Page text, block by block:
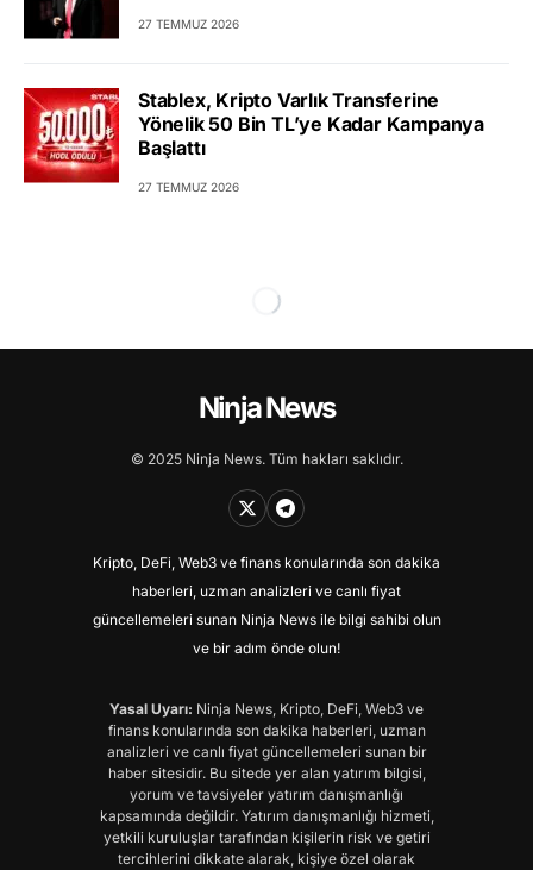
27 TEMMUZ 2026
Stablex, Kripto Varlık Transferine
Yönelik 50 Bin TL’ye Kadar Kampanya
Başlattı
27 TEMMUZ 2026
Ninja News
© 2025 Ninja News. Tüm hakları saklıdır.
Kripto, DeFi, Web3 ve finans konularında son dakika
haberleri, uzman analizleri ve canlı fiyat
güncellemeleri sunan Ninja News ile bilgi sahibi olun
ve bir adım önde olun!
Yasal Uyarı: Ninja News, Kripto, DeFi, Web3 ve
finans konularında son dakika haberleri, uzman
analizleri ve canlı fiyat güncellemeleri sunan bir
haber sitesidir. Bu sitede yer alan yatırım bilgisi,
yorum ve tavsiyeler yatırım danışmanlığı
kapsamında değildir. Yatırım danışmanlığı hizmeti,
yetkili kuruluşlar tarafından kişilerin risk ve getiri
tercihlerini dikkate alarak, kişiye özel olarak